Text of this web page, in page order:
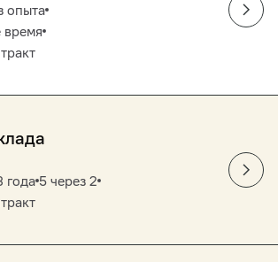
опыта
время
года 5 через 2